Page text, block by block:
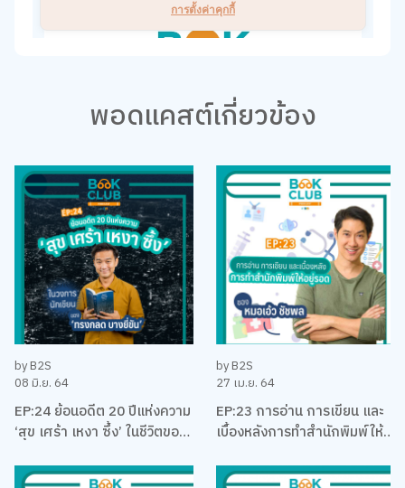
พอดแคสต์เกี่ยวข้อง
by B2S
08 มิ.ย. 64
EP:24 ย้อนอดีต 20 ปีแห่งความ
‘สุข เศร้า เหงา ซึ้ง’ ในชีวิตของ
‘ทรงกลด บางยี่ขัน’
by B2S
27 เม.ย. 64
EP:23 การอ่าน การเขียน และ
เบื้องหลังการทำสำนักพิมพ์ให้
แนะนำ กับหมอเอ้ว ชัชพล